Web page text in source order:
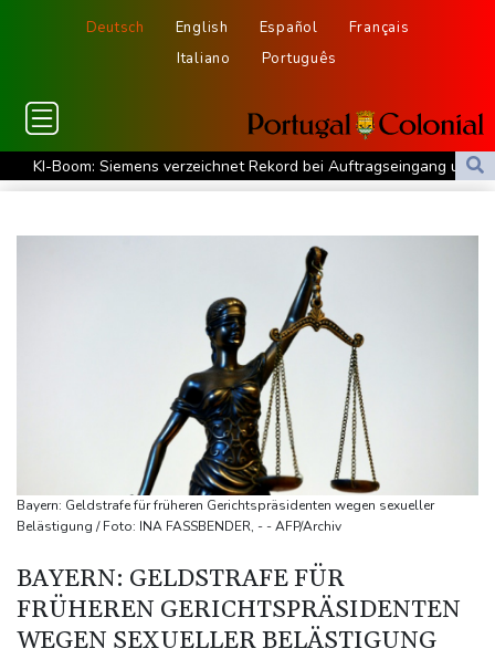
Deutsch English Español
Français
Italiano
Português
KI-Boom: Siemens verzeichnet Rekord bei Auftragseingang und
deutliche Gewinnzuwachs
Zahl deutscher Azubis sinkt deutlich - Anstieg bei ausländischen
Frau fällt bei Gewitter von Motorboot in Bodensee und stirbt
Rüstungsbetrieb in Bayern ausgespäht: Mutmaßlicher Agent
Myanmars Ex-General Min Aung Hlaing zu erstem Besuch in
Thailand als Präsident
Drohnenabwehr: Grüne fordern "klare Zuständigkeiten" - SPD
sieht Behörden gestärkt
Nach Suchaktion: Vermisste Dreijährige aus Schleswig-Holstein
tot aufgefunden
Auto kommt von Autobahn ab und stürzt auf Gleise: Drei Tote in
Bayern: Geldstrafe für früheren Gerichtspräsidenten wegen sexueller
Belästigung / Foto: INA FASSBENDER, - - AFP/Archiv
BAYERN: GELDSTRAFE FÜR
FRÜHEREN GERICHTSPRÄSIDENTEN
WEGEN SEXUELLER BELÄSTIGUNG